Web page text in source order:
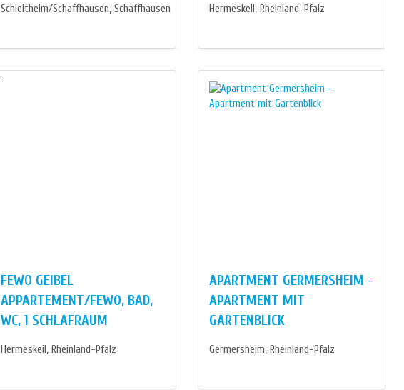
Schleitheim/Schaffhausen, Schaffhausen Hermeskeil, Rheinland-Pfalz
FEWO GEIBEL
APPARTEMENT/FEWO, BAD,
WC, 1 SCHLAFRAUM
Hermeskeil, Rheinland-Pfalz
APARTMENT GERMERSHEIM -
APARTMENT MIT
GARTENBLICK
Germersheim, Rheinland-Pfalz